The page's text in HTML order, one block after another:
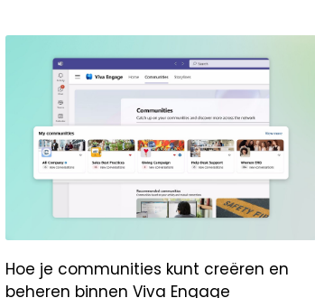
Hoe je communities kunt creëren en
beheren binnen Viva Engage